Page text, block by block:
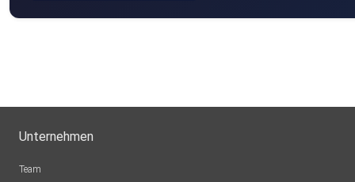
Unternehmen
Team